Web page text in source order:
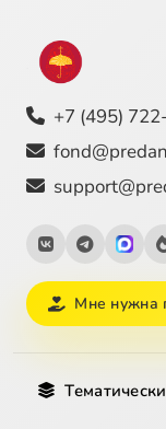
+7 (495)
Мне нужна